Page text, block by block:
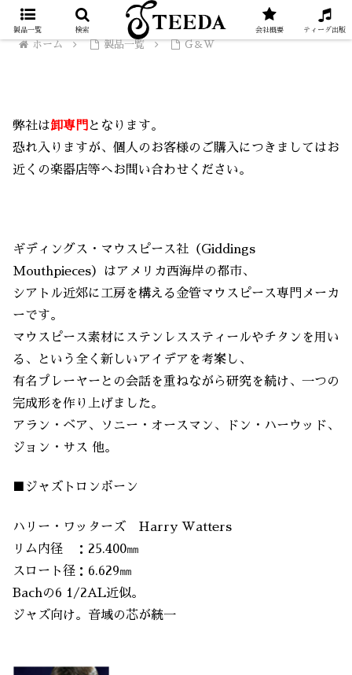
ホーム 製品一覧 G＆W
弊社は卸専門 となります。
恐れ入りますが、個人のお客様のご購入につきましてはお
近くの楽器店等へお問い合わせください。
ギディングス・マウスピース社（Giddings
Mouthpieces）はアメリカ西海岸の都市、
シアトル近郊に工房を構える金管マウスピース専門メーカ
ーです。
マウスピース素材にステンレススティールやチタンを用い
る、という全く新しいアイデアを考案し、
有名プレーヤーとの会話を重ねながら研究を続け、一つの
完成形を作り上げました。
アラン・ベア、ソニー・オースマン、ドン・ハーウッド、
ジョン・サス 他。
■ジャズトロンボーン
ハリー・ワッターズ Harry Watters
リム内径 ：25.400㎜
スロート径：6.629㎜
Bachの6 1/2AL近似。
ジャズ向け。音域の芯が統一
製品一覧 検索 会社概要 ティーダ出版